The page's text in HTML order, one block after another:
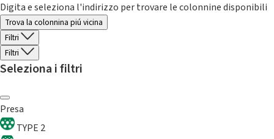
Digita e seleziona l'indirizzo per trovare le colonnine disponibili
Trova la colonnina piú vicina
Filtri
Filtri
Seleziona i filtri
Presa
TYPE 2